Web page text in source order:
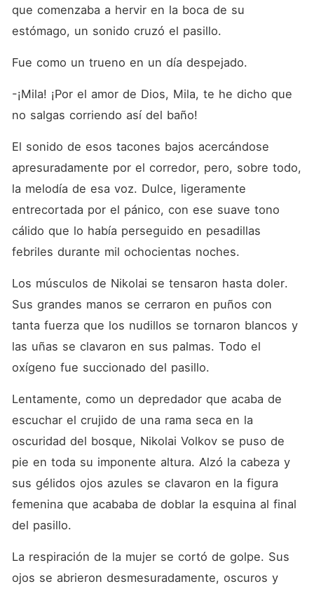
que comenzaba a hervir en la boca de su
estómago, un sonido cruzó el pasillo.
Fue como un trueno en un día despejado.
-¡Mila! ¡Por el amor de Dios, Mila, te he dicho que
no salgas corriendo así del baño!
El sonido de esos tacones bajos acercándose
apresuradamente por el corredor, pero, sobre todo,
la melodía de esa voz. Dulce, ligeramente
entrecortada por el pánico, con ese suave tono
cálido que lo había perseguido en pesadillas
febriles durante mil ochocientas noches.
Los músculos de Nikolai se tensaron hasta doler.
Sus grandes manos se cerraron en puños con
tanta fuerza que los nudillos se tornaron blancos y
las uñas se clavaron en sus palmas. Todo el
oxígeno fue succionado del pasillo.
Lentamente, como un depredador que acaba de
escuchar el crujido de una rama seca en la
oscuridad del bosque, Nikolai Volkov se puso de
pie en toda su imponente altura. Alzó la cabeza y
sus gélidos ojos azules se clavaron en la figura
femenina que acababa de doblar la esquina al final
del pasillo.
La respiración de la mujer se cortó de golpe. Sus
ojos se abrieron desmesuradamente, oscuros y